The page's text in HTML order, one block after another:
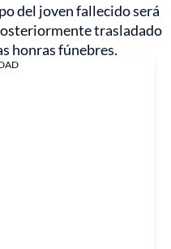
del joven fallecido será
trasladado
honras fúnebres.